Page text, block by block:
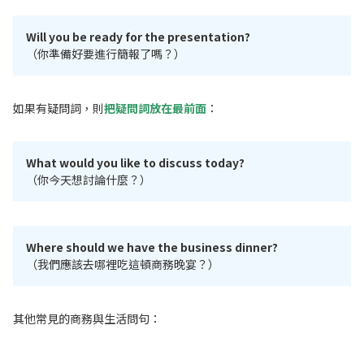
Will you be ready for the presentation?
（你準備好要進行簡報了嗎？）
如果有疑問詞，則把疑問詞放在最前面 ：
What would you like to discuss today?
（你今天想討論什麼？）
Where should we have the business dinner?
（我們應該去哪裡吃這頓商務晚宴？）
其他常見的商務與生活問句：